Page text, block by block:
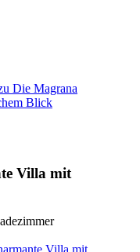
Die Magrana
Blick
Villa mit
Villa mit